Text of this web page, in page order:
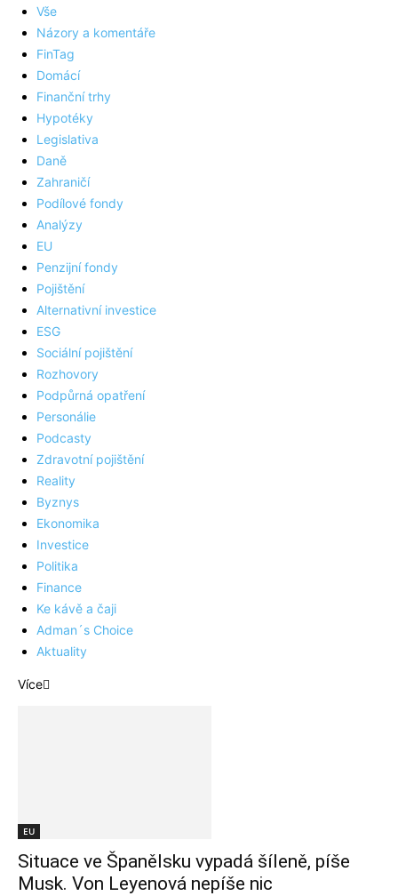
Vše
Názory a komentáře
FinTag
Domácí
Finanční trhy
Hypotéky
Legislativa
Daně
Zahraničí
Podílové fondy
Analýzy
EU
Penzijní fondy
Pojištění
Alternativní investice
ESG
Sociální pojištění
Rozhovory
Podpůrná opatření
Personálie
Podcasty
Zdravotní pojištění
Reality
Byznys
Ekonomika
Investice
Politika
Finance
Ke kávě a čaji
Adman´s Choice
Aktuality
Více
EU
Situace ve Španělsku vypadá šíleně, píše
Musk. Von Leyenová nepíše nic